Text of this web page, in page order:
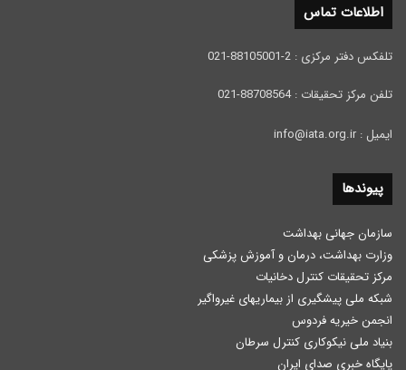
اطلاعات تماس
تلفکس دفتر مرکزی : 2-88105001-021
تلفن مرکز تحقیقات : 88708564-021
ایمیل : info@iata.org.ir
پیوندها
سازمان جهانی بهداشت
وزارت بهداشت، درمان و آموزش پزشكی
مرکز تحقیقات کنترل دخانیات
شبکه ملی پیشگیری از بیماریهای غیرواگیر
انجمن خیریه فردوس
بنیاد ملی نیکوکاری کنترل سرطان
پایگاه خبری صدای ایران